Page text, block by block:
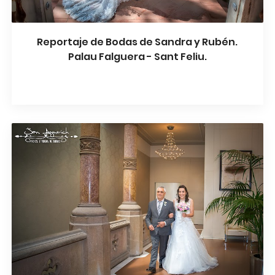
Reportaje de Bodas de Sandra y Rubén.
Palau Falguera - Sant Feliu.